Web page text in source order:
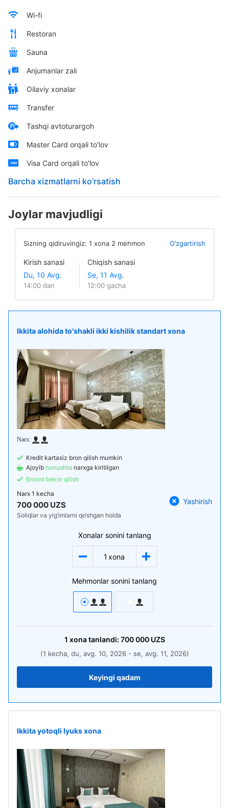
Wi-fi
Restoran
Sauna
Anjumanlar zali
Oilaviy xonalar
Transfer
Tashqi avtoturargoh
Master Card orqali to'lov
Visa Card orqali to'lov
Barcha xizmatlarni ko’rsatish
Joylar mavjudligi
Sizning qidiruvingiz: 1 xona 2 mehmon O’zgartirish
Kirish sanasi
14:00 dan
Chiqish sanasi
12:00 gacha
Ikkita alohida to'shakli ikki kishilik standart xona
Kredit kartasiz bron qilish mumkin
Ajoyib nonushta narxga kiritilgan
Bronni bekor qilish
Narx 1 kecha
700 000 UZS
Soliqlar va yig‘imlarni qo‘shgan holda
Yashirish
Xonalar sonini tanlang
1 xona
Mehmonlar sonini tanlang
1 xonatanlandi: 700 000UZS
(1 kecha, du, avg. 10, 2026 - se, avg. 11, 2026)
Keyingi qadam
Ikkita yotoqli lyuks xona